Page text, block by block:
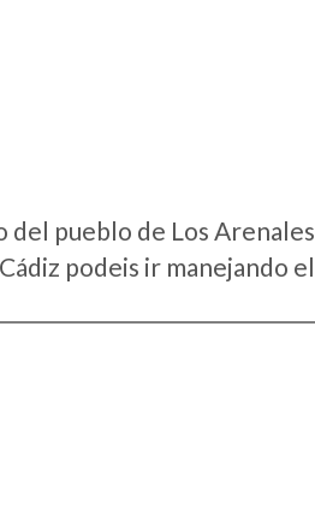
del pueblo de Los Arenales
podeis ir manejando el